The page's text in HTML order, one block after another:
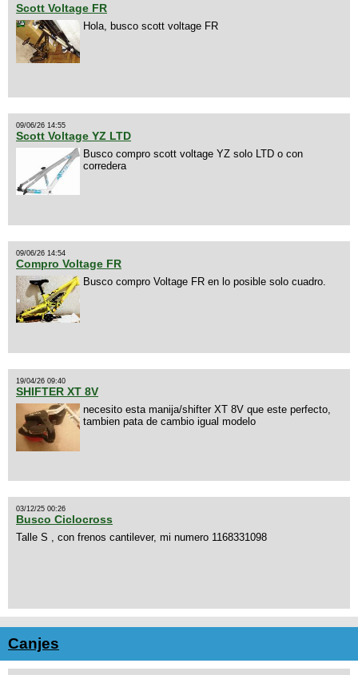
Scott Voltage FR
Hola, busco scott voltage FR
09/06/26 14:55
Scott Voltage YZ LTD
Busco compro scott voltage YZ solo LTD o con
corredera
09/06/26 14:54
Compro Voltage FR
Busco compro Voltage FR en lo posible solo cuadro.
19/04/26 09:40
SHIFTER XT 8V
necesito esta manija/shifter XT 8V que este perfecto,
tambien pata de cambio igual modelo
03/12/25 00:26
Busco Ciclocross
Talle S , con frenos cantilever, mi numero 1168331098
Canjes